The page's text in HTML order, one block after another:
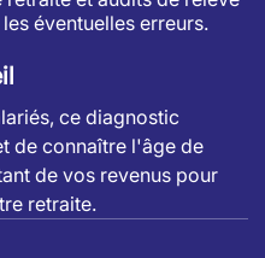
éventuelles erreurs.
ce diagnostic
de connaître l'âge de
de vos revenus pour
retraite.